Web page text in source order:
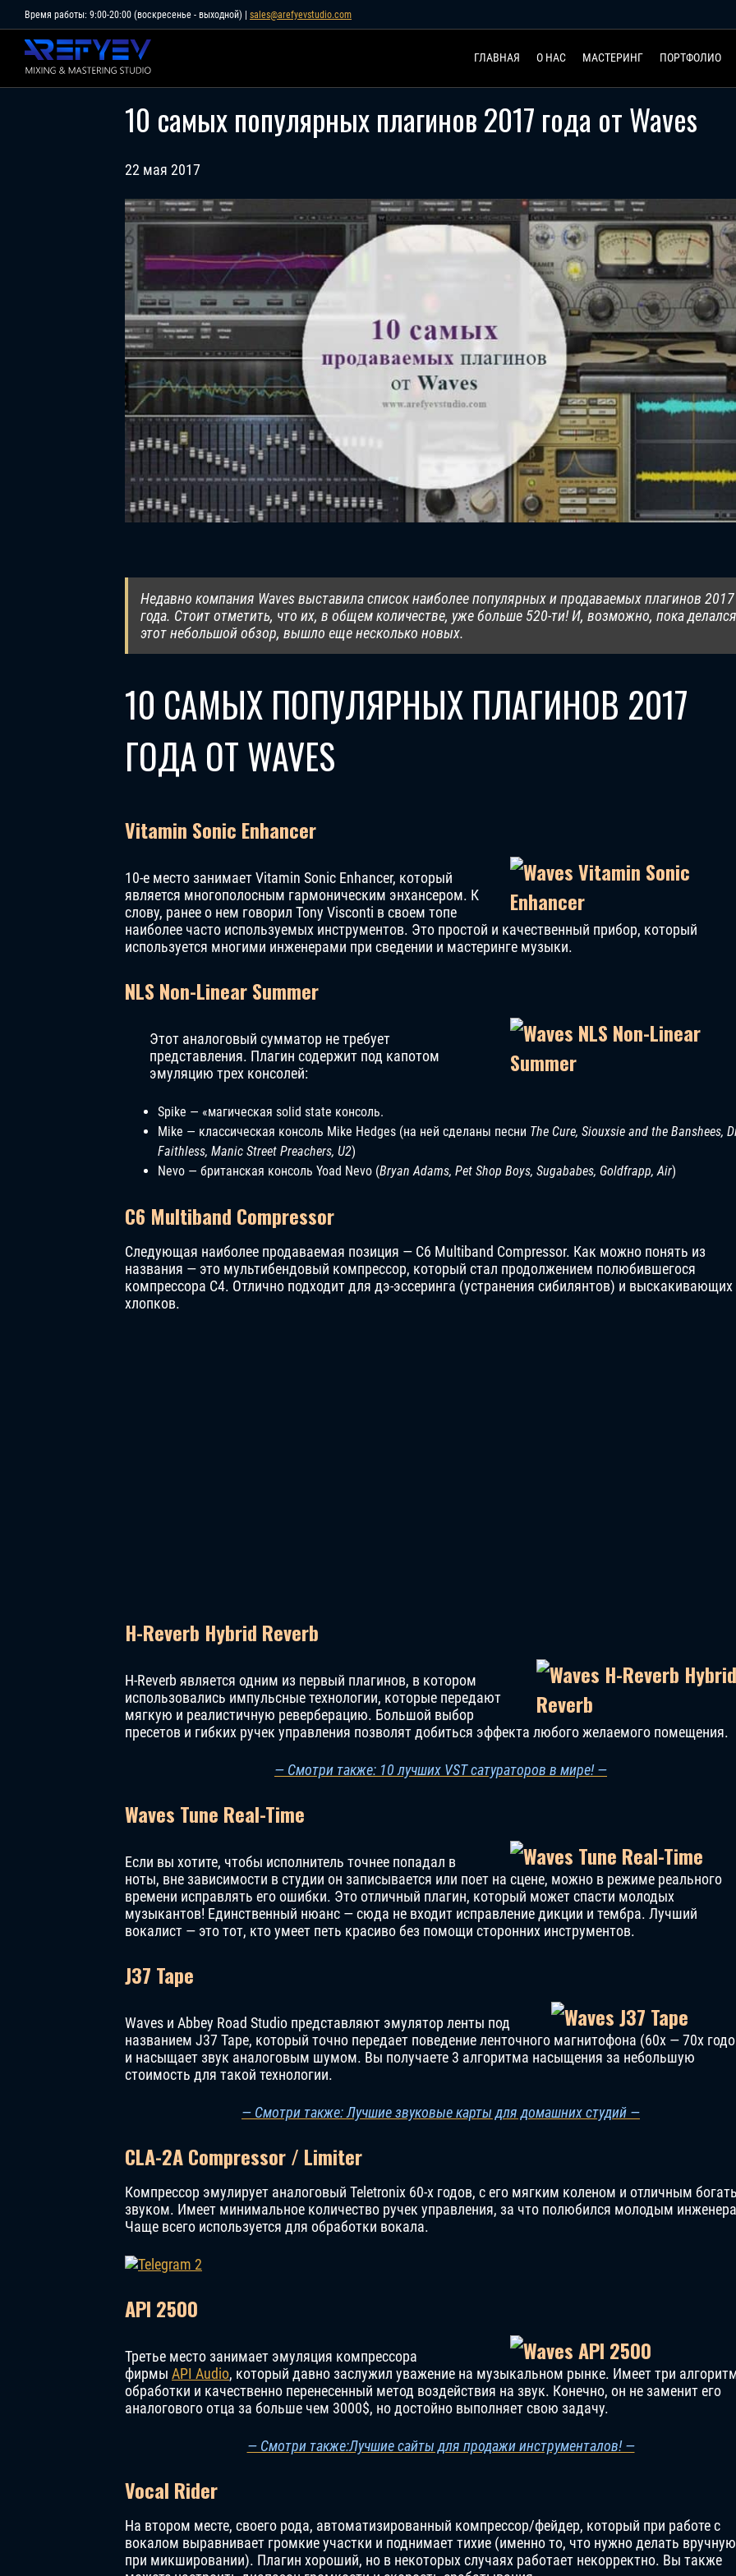
to
content
Время работы: 9:00-20:00 (воскресенье - выходной) | sales@arefyevstudio.com
ГЛАВНАЯ О НАС МАСТЕРИНГ ПОРТФОЛИО
10 самых популярных плагинов 2017 года от Waves
22 мая 2017
Недавно компания Waves выставила список наиболее популярных и продаваемых плагинов 2017
года. Стоит отметить, что их, в общем количестве, уже больше 520-ти! И, возможно, пока делался
этот небольшой обзор, вышло еще несколько новых.
10 САМЫХ ПОПУЛЯРНЫХ ПЛАГИНОВ 2017
ГОДА ОТ WAVES
Vitamin Sonic Enhancer
10-е место занимает Vitamin Sonic Enhancer, который
является многополосным гармоническим энхансером. К
слову, ранее о нем говорил Tony Visconti в своем топе
наиболее часто используемых инструментов. Это простой и качественный прибор, который
используется многими инженерами при сведении и мастеринге музыки.
NLS Non-Linear Summer
Этот аналоговый сумматор не требует
представления. Плагин содержит под капотом
эмуляцию трех консолей:
Spike — «магическая solid state консоль.
Mike — классическая консоль Mike Hedges (на ней сделаны песни The Cure, Siouxsie and the Banshees,
Faithless, Manic Street Preachers, U2)
Nevo — британская консоль Yoad Nevo (Bryan Adams, Pet Shop Boys, Sugababes, Goldfrapp, Air)
C6 Multiband Compressor
Следующая наиболее продаваемая позиция — C6 Multiband Compressor. Как можно понять из
названия — это мультибендовый компрессор, который стал продолжением полюбившегося
компрессора C4. Отлично подходит для дэ-эссеринга (устранения сибилянтов) и выскакивающих
хлопков.
H-Reverb Hybrid Reverb
H-Reverb является одним из первый плагинов, в котором
использовались импульсные технологии, которые передают
мягкую и реалистичную реверберацию. Большой выбор
пресетов и гибких ручек управления позволят добиться эффекта любого желаемого помещения.
— Смотри также: 10 лучших VST сатураторов в мире! —
Waves Tune Real-Time
Если вы хотите, чтобы исполнитель точнее попадал в
ноты, вне зависимости в студии он записывается или поет на сцене, можно в режиме реального
времени исправлять его ошибки. Это отличный плагин, который может спасти молодых
музыкантов! Единственный нюанс — сюда не входит исправление дикции и тембра. Лучший
вокалист — это тот, кто умеет петь красиво без помощи сторонних инструментов.
J37 Tape
Waves и Abbey Road Studio представляют эмулятор ленты под
названием J37 Tape, который точно передает поведение ленточного магнитофона (60х — 70х
и насыщает звук аналоговым шумом. Вы получаете 3 алгоритма насыщения за небольшую
стоимость для такой технологии.
— Смотри также: Лучшие звуковые карты для домашних студий —
CLA-2A Compressor / Limiter
Компрессор эмулирует аналоговый Teletronix 60-х годов, с его мягким коленом и отличным
звуком. Имеет минимальное количество ручек управления, за что полюбился молодым
Чаще всего используется для обработки вокала.
API 2500
Третье место занимает эмуляция компрессора
фирмы API Audio, который давно заслужил уважение на музыкальном рынке. Имеет три
обработки и качественно перенесенный метод воздействия на звук. Конечно, он не заменит его
аналогового отца за больше чем 3000$, но достойно выполняет свою задачу.
— Смотри также:Лучшие сайты для продажи инструменталов! —
Vocal Rider
На втором месте, своего рода, автоматизированный компрессор/фейдер, который при работе с
вокалом выравнивает громкие участки и поднимает тихие (именно то, что нужно делать вручную
при микшировании). Плагин хороший, но в некоторых случаях работает некорректно. Вы также